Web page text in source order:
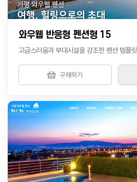
와우웹 반응형 펜션형 15
고급스러움과 부대시설을 강조한 펜션 템플릿
구매하기